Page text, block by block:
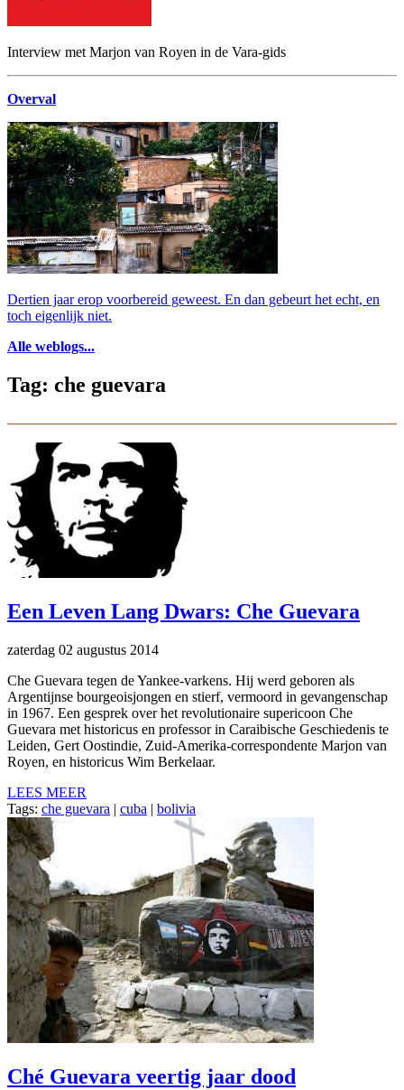
Interview met Marjon van Royen in de Vara-gids
Overval
Dertien jaar erop voorbereid geweest. En dan gebeurt het echt, en
toch eigenlijk niet.
Alle weblogs...
Tag: che guevara
Een Leven Lang Dwars: Che Guevara
zaterdag 02 augustus 2014
Che Guevara tegen de Yankee-varkens. Hij werd geboren als
Argentijnse bourgeoisjongen en stierf, vermoord in gevangenschap
in 1967. Een gesprek over het revolutionaire supericoon Che
Guevara met historicus en professor in Caraibische Geschiedenis te
Leiden, Gert Oostindie, Zuid-Amerika-correspondente Marjon van
Royen, en historicus Wim Berkelaar.
LEES MEER
Tags: che guevara | cuba | bolivia
Ché Guevara veertig jaar dood